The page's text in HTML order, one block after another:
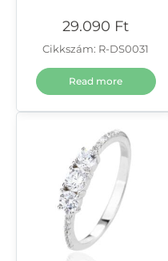
29.090 Ft
Cikkszám: R-DS0031
Read more